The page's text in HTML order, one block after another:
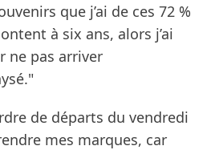
que j’ai de ces 72 %
à six ans, alors j’ai
ne pas arriver
de départs du vendredi
mes marques, car